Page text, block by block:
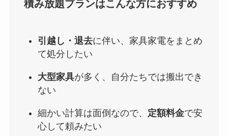
積み放題プランはこんな方におすすめ
引越し・退去に伴い、家具家電をまとめ
て処分したい
大型家具が多く、自分たちでは搬出でき
ない
細かい計算は面倒なので、 定額料金で安
心して頼みたい